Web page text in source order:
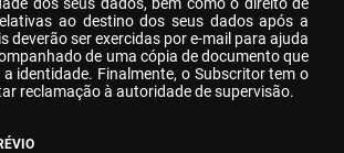
ao destino dos seus dados após a
deverão ser exercidas por e-mail para ajuda
de uma cópia de documento que
identidade. Finalmente, o Subscritor tem o
reclamação à autoridade de supervisão.